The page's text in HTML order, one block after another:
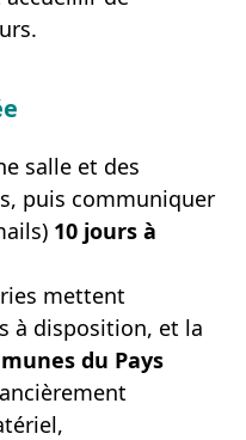
salle et des
puis communiquer
10 jours à
mettent
à disposition, et la
du Pays